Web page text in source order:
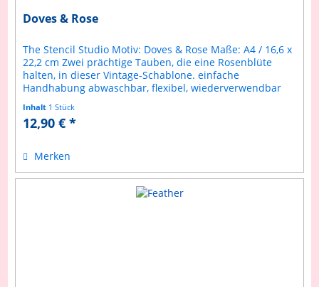
Doves & Rose
The Stencil Studio Motiv: Doves & Rose Maße: A4 / 16,6 x
22,2 cm Zwei prächtige Tauben, die eine Rosenblüte
halten, in dieser Vintage-Schablone. einfache
Handhabung abwaschbar, flexibel, wiederverwendbar
Inhalt 1 Stück
12,90 € *
Merken